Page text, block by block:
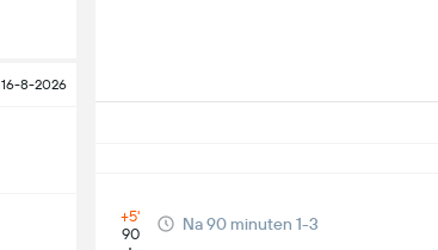
16-8-2026
+5'
90
Na 90 minuten 1-3